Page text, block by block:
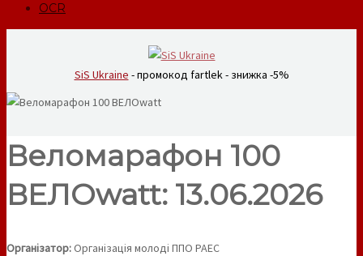
OCR
SiS Ukraine - промокод fartlek - знижка -5%
Веломарафон 100
ВЕЛОwatt: 13.06.2026
Організатор:Організація молоді ППО РАЕС